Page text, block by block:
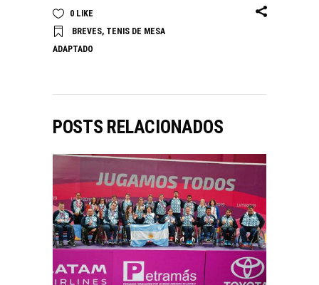
0 LIKE
BREVES, TENIS DE MESA
ADAPTADO
POSTS RELACIONADOS